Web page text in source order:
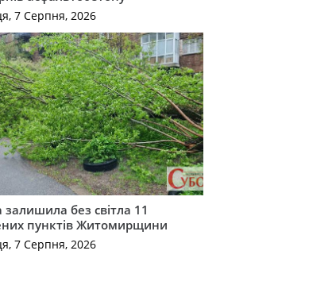
7 Серпня, 2026
залишила без світла 11
пунктів Житомирщини
7 Серпня, 2026